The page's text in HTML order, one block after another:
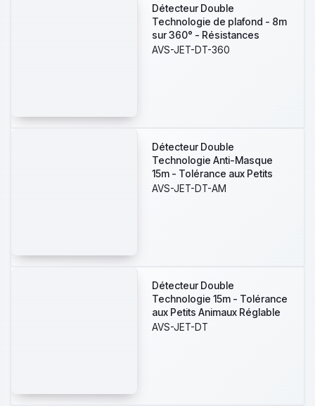
Détecteur Double
Technologie de plafond - 8m
sur 360° - Résistances
Intégrées 1-2,2-4,7-10KOhms
AVS-JET-DT-360
Détecteur Double
Technologie Anti-Masque
15m - Tolérance aux Petits
Animaux Réglable 0/12/24Kg -
AVS-JET-DT-AM
Détecteur Double
Technologie 15m - Tolérance
aux Petits Animaux Réglable
0/12/24Kg - Résistances
AVS-JET-DT